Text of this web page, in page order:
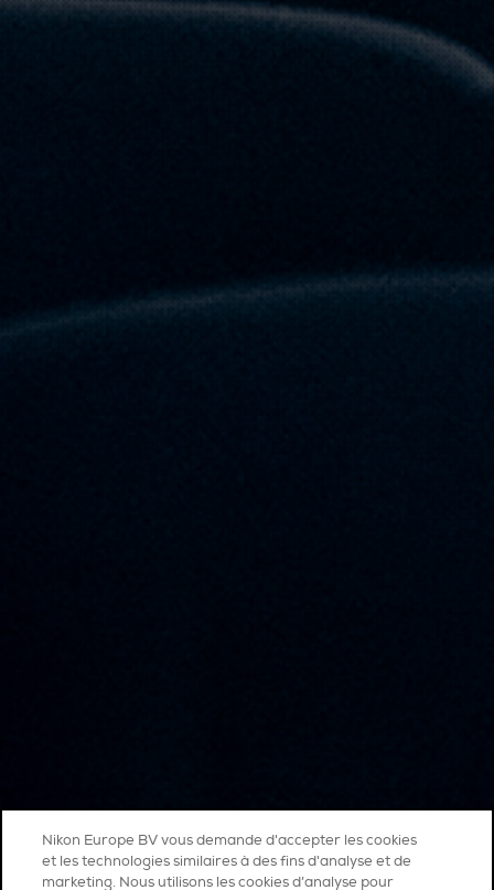
Nikon Europe BV vous demande d'accepter les cookies
et les technologies similaires à des fins d'analyse et de
marketing. Nous utilisons les cookies d’analyse pour